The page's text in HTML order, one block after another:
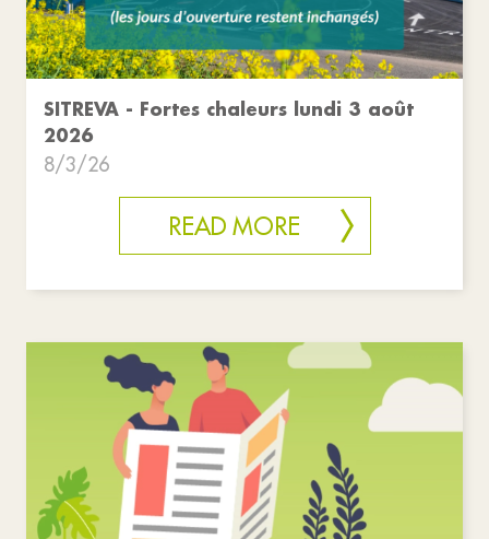
SITREVA - Fortes chaleurs lundi 3 août
2026
8/3/26
READ MORE